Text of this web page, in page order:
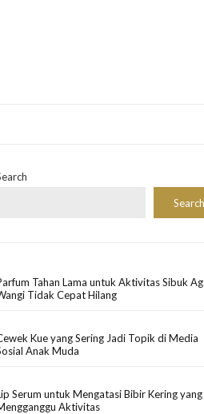
Search
Tahan Lama untuk Aktivitas Sibuk
Tidak Cepat Hilang
Kue yang Sering Jadi Topik di Media
Anak Muda
Serum untuk Mengatasi Bibir Kering yang
Aktivitas